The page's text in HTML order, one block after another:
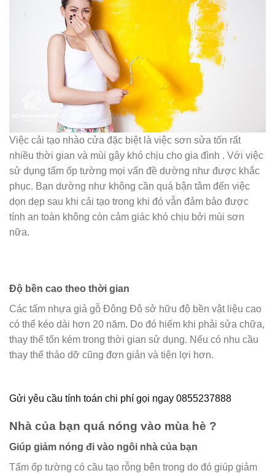
Việc cải tạo nhào cửa đặc biệt là việc sơn sửa tốn rất
nhiều thời gian và mùi gây khó chịu cho gia đình . Với việc
sử dụng tấm ốp tường mọi vấn đề dường như được khắc
phục. Bạn dường như không cần quá bận tâm đến việc
dọn dẹp sau khi cải tạo trong khi đó vẫn đảm bảo được
tính an toàn không còn cảm giác khó chịu bởi mùi sơn
nữa.
Độ bền cao theo thời gian
Các tấm nhựa giả gỗ Đông Đô sở hữu độ bền vật liệu cao
có thể kéo dài hơn 20 năm. Do đó hiếm khi phải sửa chữa,
thay thế tốn kém trong thời gian sử dụng. Nếu có nhu cầu
thay thế tháo dỡ cũng đơn giản và tiện lợi hơn.
Gửi yêu cầu tính toán chi phí gọi ngay 0855237888
Nhà của bạn quá nóng vào mùa hè ?
Giúp giảm nóng đi vào ngôi nhà của bạn
Tấm ốp tường có cầu tạo rỗng bên trong do đó giúp giảm